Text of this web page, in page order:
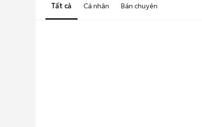
Tất cả Cá nhân Bán chuyên